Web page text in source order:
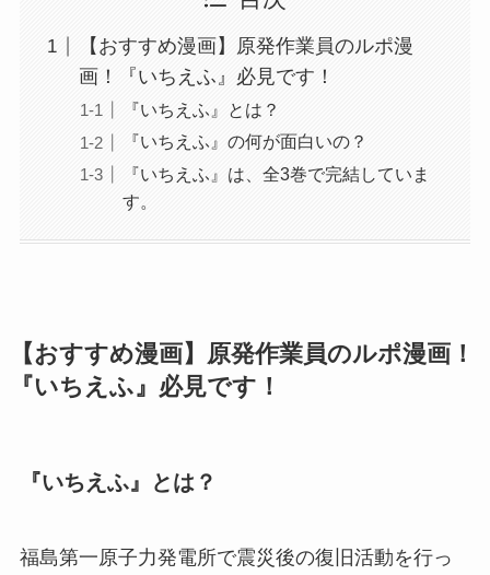
【おすすめ漫画】原発作業員のルポ漫
画！『いちえふ』必見です！
『いちえふ』とは？
『いちえふ』の何が面白いの？
『いちえふ』は、全3巻で完結していま
す。
【おすすめ漫画】原発作業員のルポ漫画！
『いちえふ』必見です！
『いちえふ』とは？
福島第一原子力発電所で震災後の復旧活動を行っ